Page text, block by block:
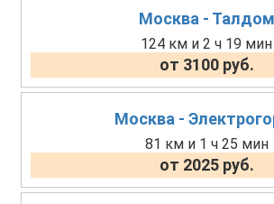
Москва - Талдом
124 км и 2 ч 19 мин
от 3100 руб.
Москва -
81 км и 1 ч 25 мин
от 2025 руб.